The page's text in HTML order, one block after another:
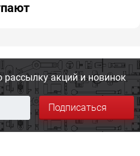
рассылку акций и новинок
Подписаться